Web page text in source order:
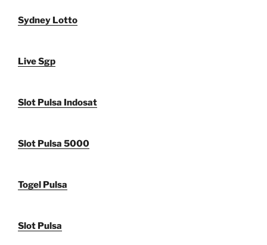
Sydney Lotto
Live Sgp
Slot Pulsa Indosat
Slot Pulsa 5000
Togel Pulsa
Slot Pulsa